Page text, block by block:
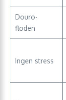
Douro-
floden
Ingen stress